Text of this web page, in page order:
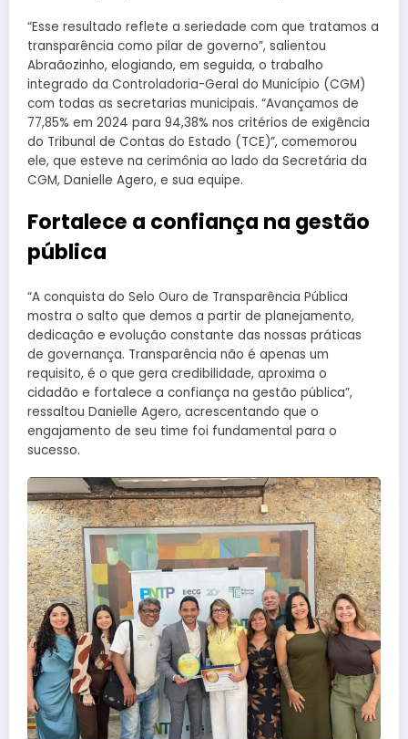
“Esse resultado reflete a seriedade com que tratamos a
transparência como pilar de governo”, salientou
Abraãozinho, elogiando, em seguida, o trabalho
integrado da Controladoria-Geral do Município (CGM)
com todas as secretarias municipais. “Avançamos de
77,85% em 2024 para 94,38% nos critérios de exigência
do Tribunal de Contas do Estado (TCE)”, comemorou
ele, que esteve na cerimônia ao lado da Secretária da
CGM, Danielle Agero, e sua equipe.
Fortalece a confiança na gestão
pública
“A conquista do Selo Ouro de Transparência Pública
mostra o salto que demos a partir de planejamento,
dedicação e evolução constante das nossas práticas
de governança. Transparência não é apenas um
requisito, é o que gera credibilidade, aproxima o
cidadão e fortalece a confiança na gestão pública”,
ressaltou Danielle Agero, acrescentando que o
engajamento de seu time foi fundamental para o
sucesso.